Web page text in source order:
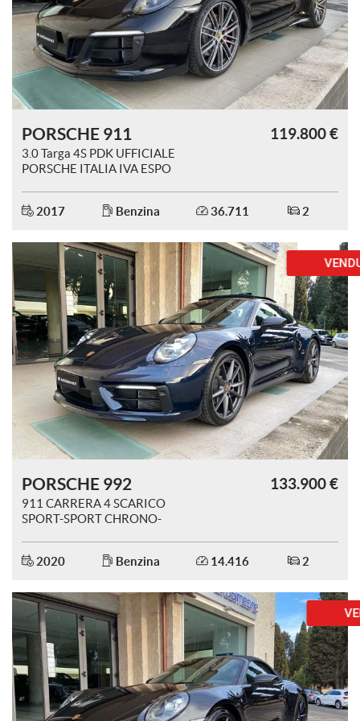
PORSCHE 911
3.0 Targa 4S PDK UFFICIALE
PORSCHE ITALIA IVA ESPO
119.800 €
2017 Benzina 36.711 2
VENDUTA
PORSCHE 992
911 CARRERA 4 SCARICO
SPORT-SPORT CHRONO-
133.900 €
2020 Benzina 14.416 2
VENDUTA
tracciamento
che
adottiamo
per
offrire
funzionalità
svolgere
le
attività
descritte.
ottenere
maggiori
informazioni
sull'utilità
e
sul
funzionamento
di
questi
strumenti
tracciamento
rimanda
cookie
policy.
Puoi
e
modificare
tue
scelte
in
qualsiasi
momento.